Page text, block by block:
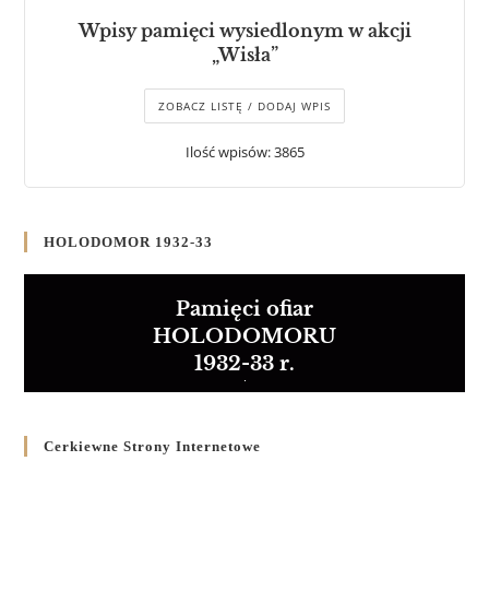
Wpisy pamięci wysiedlonym w akcji
„Wisła”
ZOBACZ LISTĘ / DODAJ WPIS
Ilość wpisów: 3865
HOLODOMOR 1932-33
Pamięci ofiar
HOLODOMORU
1932-33 r.
Cerkiewne Strony Internetowe